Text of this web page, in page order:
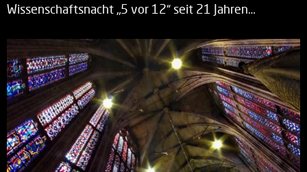
Wissenschaftsnacht „5 vor 12“ seit 21 Jahren…